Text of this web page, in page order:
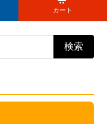
U
検索
カート